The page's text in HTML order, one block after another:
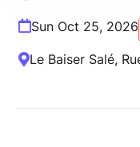
Sun Oct 25, 2026
Le Baiser Salé,